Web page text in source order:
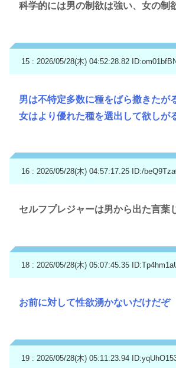
科学的には男の制欲は強い、女の制
15 : 2026/05/28(木) 04:52:28.82
男は不特定多数に種をばら撒きたが
女はより優れた種を選出して欲しが
16 : 2026/05/28(木) 04:57:17.25 ID:/
セルフプレジャーは男から出た言葉
18 : 2026/05/28(木) 05:07:45.35
お前に対して性欲湧かないだけだぞ
19 : 2026/05/28(木) 05:11:23.94